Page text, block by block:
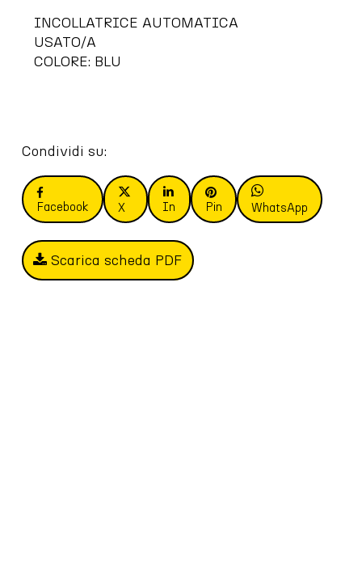
INCOLLATRICE AUTOMATICA
USATO/A
COLORE: BLU
Condividi su:
Facebook X In Pin WhatsApp
Scarica scheda PDF